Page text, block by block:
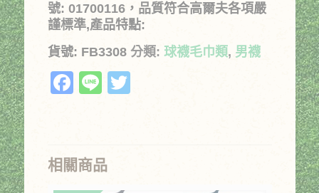
號: 01700116，品質符合高爾夫各項嚴
謹標準,產品特點:
貨號: FB3308 分類: 球襪毛巾類, 男襪
Facebook
LineTwitter
相關商品